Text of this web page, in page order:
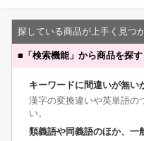
探している商品が上手く見つ
■ 「検索機能」から商品を探す
キーワードに間違いが無い
漢字の変換違いや英単語の
い。
類義語や同義語のほか、一